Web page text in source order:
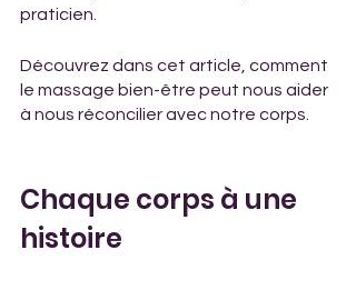
praticien.
Découvrez dans cet article, comment
le massage bien-être peut nous aider
à nous réconcilier avec notre corps.
Chaque corps à une
histoire